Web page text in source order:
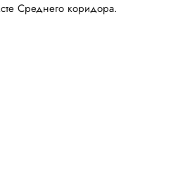
Среднего коридора.